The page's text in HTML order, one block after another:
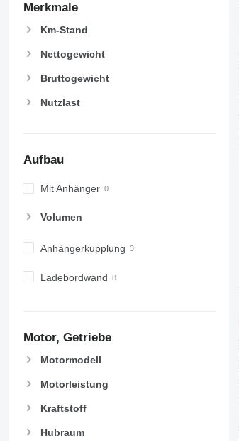
Merkmale
Km-Stand
Nettogewicht
Bruttogewicht
Nutzlast
Aufbau
Mit Anhänger
Volumen
Anhängerkupplung
Ladebordwand
Motor, Getriebe
Motormodell
Motorleistung
Kraftstoff
Hubraum